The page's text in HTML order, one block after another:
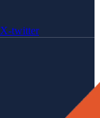
X-twitter